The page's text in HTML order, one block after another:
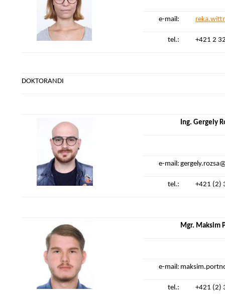
e-mail:
tel.: +421 2
DOKTORANDI
Ing. Gergely
e-mail:
tel.: +421 (2)
Mgr. Maksim
e-mail:
tel.: +421 (2)